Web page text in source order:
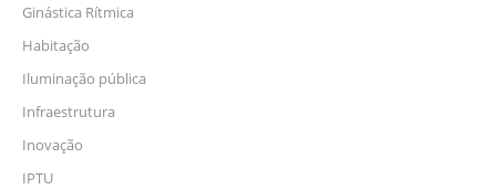
Ginástica Rítmica
Habitação
Iluminação pública
Infraestrutura
Inovação
IPTU